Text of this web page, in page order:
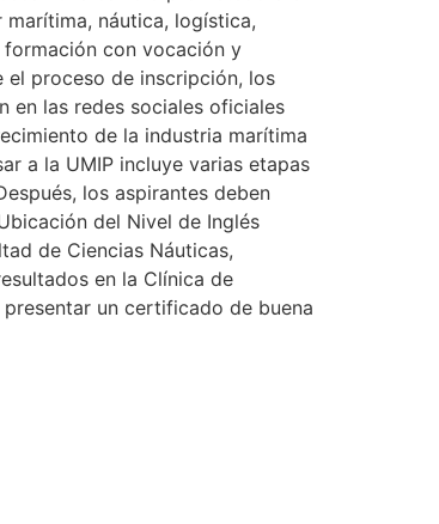
náutica, logística,
con vocación y
proceso de inscripción, los
en las redes sociales oficiales
de la industria marítima
a la UMIP incluye varias etapas
los aspirantes deben
del Nivel de Inglés
de Ciencias Náuticas,
en la Clínica de
un certificado de buena